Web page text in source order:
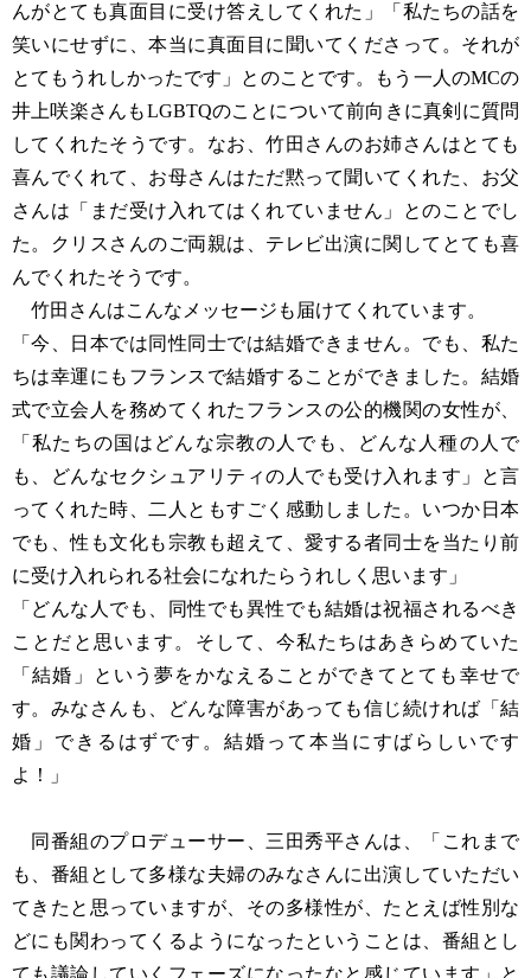
んがとても真面目に受け答えしてくれた」「私たちの話を
笑いにせずに、本当に真面目に聞いてくださって。それが
とてもうれしかったです」とのことです。もう一人のMCの
井上咲楽さんもLGBTQのことについて前向きに真剣に質問
してくれたそうです。なお、竹田さんのお姉さんはとても
喜んでくれて、お母さんはただ黙って聞いてくれた、お父
さんは「まだ受け入れてはくれていません」とのことでし
た。クリスさんのご両親は、テレビ出演に関してとても喜
んでくれたそうです。
竹田さんはこんなメッセージも届けてくれています。
「今、日本では同性同士では結婚できません。でも、私た
ちは幸運にもフランスで結婚することができました。結婚
式で立会人を務めてくれたフランスの公的機関の女性が、
「私たちの国はどんな宗教の人でも、どんな人種の人で
も、どんなセクシュアリティの人でも受け入れます」と言
ってくれた時、二人ともすごく感動しました。いつか日本
でも、性も文化も宗教も超えて、愛する者同士を当たり前
に受け入れられる社会になれたらうれしく思います」
「どんな人でも、同性でも異性でも結婚は祝福されるべき
ことだと思います。そして、今私たちはあきらめていた
「結婚」という夢をかなえることができてとても幸せで
す。みなさんも、どんな障害があっても信じ続ければ「結
婚」できるはずです。結婚って本当にすばらしいです
よ！」
同番組のプロデューサー、三田秀平さんは、「これまで
も、番組として多様な夫婦のみなさんに出演していただい
てきたと思っていますが、その多様性が、たとえば性別な
どにも関わってくるようになったということは、番組とし
ても議論していくフェーズになったなと感じています」と